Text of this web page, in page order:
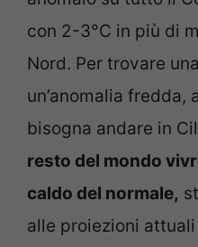
con 2-3°C in più di
Nord. Per trovare
un’anomalia fredda,
bisogna andare in
resto del mondo
caldo del normale,
alle proiezioni